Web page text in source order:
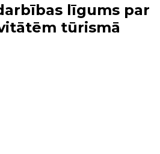
līgums par
tūrismā